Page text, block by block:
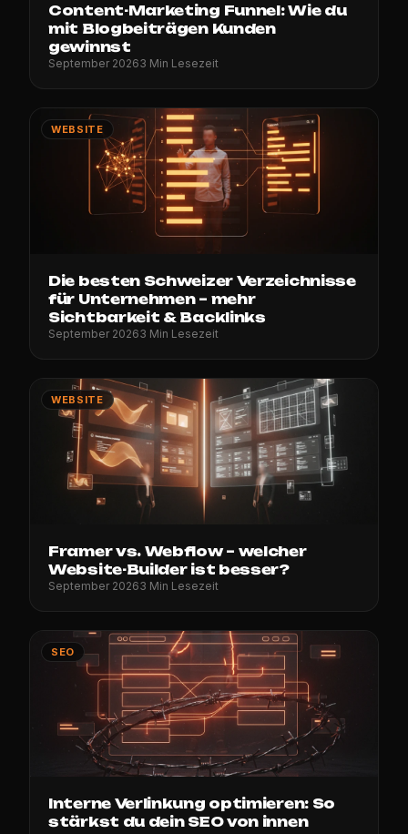
Content-Marketing Funnel: Wie du
mit Blogbeiträgen Kunden
gewinnst
September 20263 Min Lesezeit
WEBSITE
Die besten Schweizer Verzeichnisse
für Unternehmen – mehr
Sichtbarkeit & Backlinks
September 20263 Min Lesezeit
WEBSITE
Framer vs. Webflow – welcher
Website-Builder ist besser?
September 20263 Min Lesezeit
SEO
Interne Verlinkung optimieren: So
stärkst du dein SEO von innen